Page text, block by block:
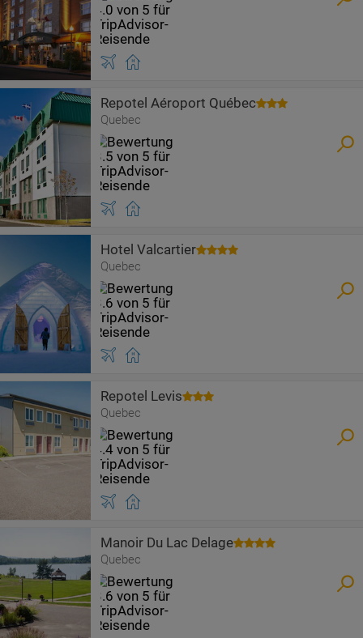
Repotel Aéroport Québec
Quebec
Hotel Valcartier
Quebec
Repotel Levis
Quebec
Manoir Du Lac Delage
Quebec